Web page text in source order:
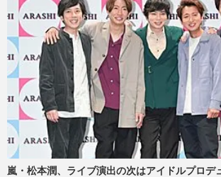
嵐・松本潤、ライブ演出の次はアイドルプロデ